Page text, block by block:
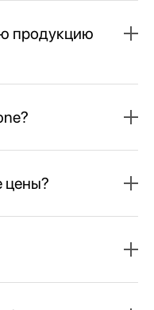
продукцию
цены?